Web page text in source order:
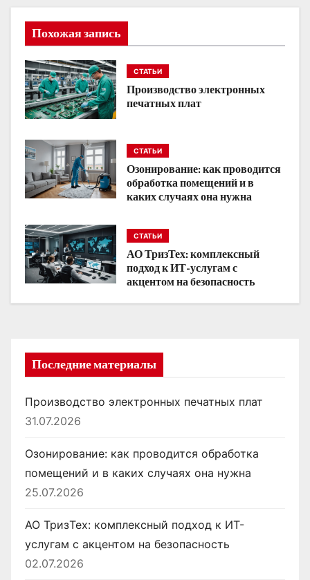
а
ц
и
я
п
о
з
п
и
с
м
Похожая запись
СТАТЬИ
Производство электронных
печатных плат
СТАТЬИ
Озонирование: как проводится
обработка помещений и в
каких случаях она нужна
СТАТЬИ
АО ТризТех: комплексный
подход к ИТ-услугам с
акцентом на безопасность
Последние материалы
Производство электронных печатных плат
31.07.2026
Озонирование: как проводится обработка
помещений и в каких случаях она нужна
25.07.2026
АО ТризТех: комплексный подход к ИТ-
услугам с акцентом на безопасность
02.07.2026